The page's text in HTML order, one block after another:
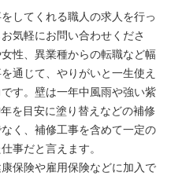
してくれる職人の求人を行っ
気軽にお問い合わせくださ
性、異業種からの転職など幅
通じて、やりがいと一生使え
す。壁は一年中風雨や強い紫
を目安に塗り替えなどの補修
く、補修工事を含めて一定の
事だと言えます。
保険や雇用保険などに加入で